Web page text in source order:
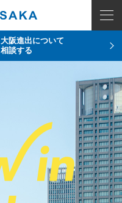
大阪進出について
相談する